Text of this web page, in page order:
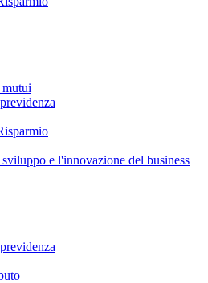
e l'innovazione del business